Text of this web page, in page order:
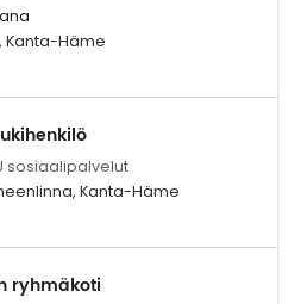
Kanta-Häme
sosiaalipalvelut
Kanta-Häme
ryhmäkoti